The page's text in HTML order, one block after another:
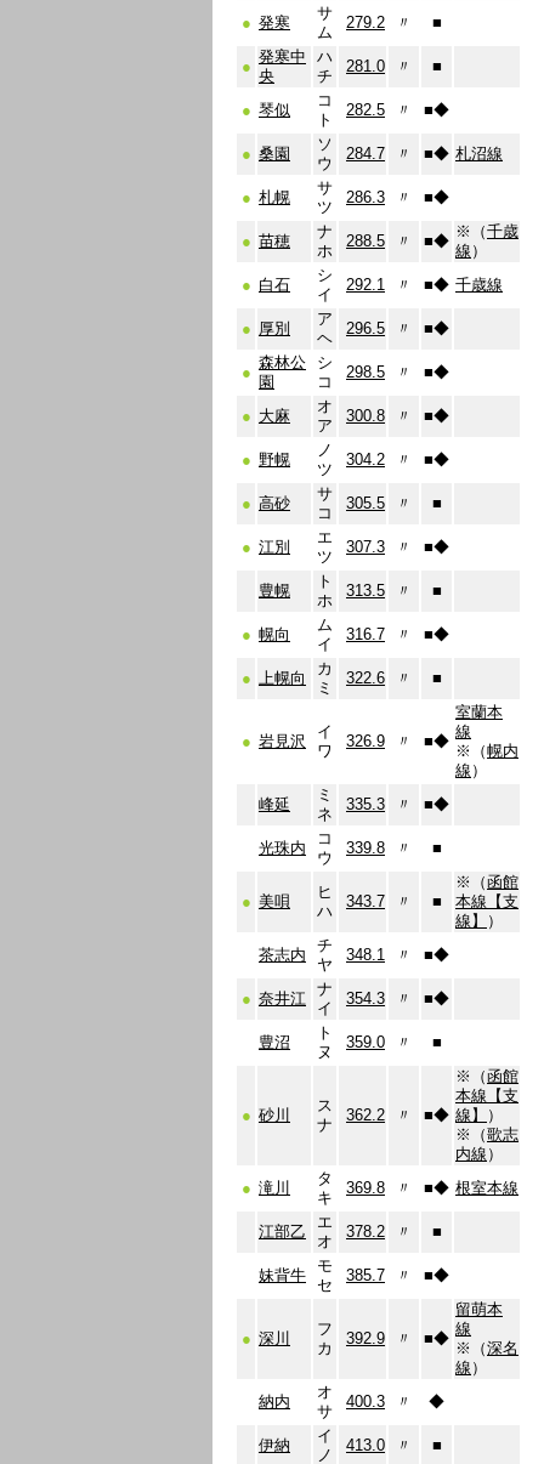
● 発寒
サ
ム
279.2 〃 ■
●
発寒中
央
ハ
チ
281.0 〃 ■
● 琴似
コ
ト
282.5 〃 ■◆
● 桑園
ソ
ウ
284.7 〃 ■◆ 札沼線
● 札幌
サ
ツ
286.3 〃 ■◆
● 苗穂
ナ
ホ
288.5 〃 ■◆
※（千歳
線 ）
● 白石
シ
イ
292.1 〃 ■◆ 千歳線
● 厚別
ア
ヘ
296.5 〃 ■◆
●
森林公
園
シ
コ
298.5 〃 ■◆
● 大麻
オ
ア
300.8 〃 ■◆
● 野幌
ノ
ツ
304.2 〃 ■◆
● 高砂
サ
コ
305.5 〃 ■
● 江別
エ
ツ
307.3 〃 ■◆
豊幌
ト
ホ
313.5 〃 ■
● 幌向
ム
イ
316.7 〃 ■◆
● 上幌向
カ
ミ
322.6 〃 ■
● 岩見沢
イ
ワ
326.9 〃 ■◆
室蘭本
線
※（幌内
線 ）
峰延
ミ
ネ
335.3 〃 ■◆
光珠内
コ
ウ
339.8 〃 ■
● 美唄
ヒ
ハ
343.7 〃 ■
※（函館
本線【支
線】
）
茶志内
チ
ヤ
348.1 〃 ■◆
● 奈井江
ナ
イ
354.3 〃 ■◆
豊沼
ト
ヌ
359.0 〃 ■
● 砂川
ス
ナ
362.2 〃 ■◆
※（函館
本線【支
線】
）
※（歌志
内線 ）
● 滝川
タ
キ
369.8 〃 ■◆ 根室本線
江部乙
エ
オ
378.2 〃 ■
妹背牛
モ
セ
385.7 〃 ■◆
● 深川
フ
カ
392.9 〃 ■◆
留萌本
線
※（深名
線 ）
納内
オ
サ
400.3 〃 ◆
伊納
イ
ノ
413.0 〃 ■